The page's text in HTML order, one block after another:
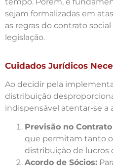
sejam formalizadas em
as regras do contrato
legislação.
Cuidados Jurídicos
Ao decidir pela
distribuição
indispensável atentar-se a
Previsão no Contrato
que permitam tanto
distribuição de lucros
Acordo de Sócios: